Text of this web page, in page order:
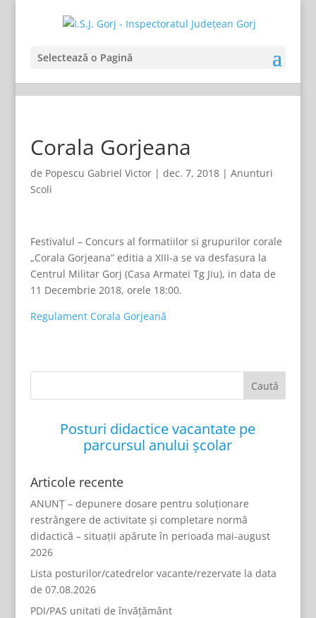
Selectează o Pagină
Corala Gorjeana
de Popescu Gabriel Victor| dec. 7, 2018| Anunturi
Scoli
Festivalul – Concurs al formatiilor si grupurilor corale
„Corala Gorjeana” editia a XIII-a se va desfasura la
Centrul Militar Gorj (Casa Armatei Tg Jiu), in data de
11 Decembrie 2018, orele 18:00.
Regulament Corala Gorjeană
Posturi didactice vacantate pe
parcursul anului școlar
Articole recente
ANUNȚ – depunere dosare pentru soluționare
restrângere de activitate și completare normă
didactică – situații apărute în perioada mai-august
2026
Lista posturilor/catedrelor vacante/rezervate la data
de 07.08.2026
PDI/PAS unitati de învățământ